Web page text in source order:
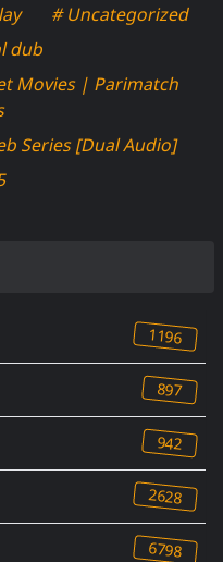
# Uncategorized
dub
Movies | Parimatch
Series [Dual Audio]
1196
897
942
2628
6798